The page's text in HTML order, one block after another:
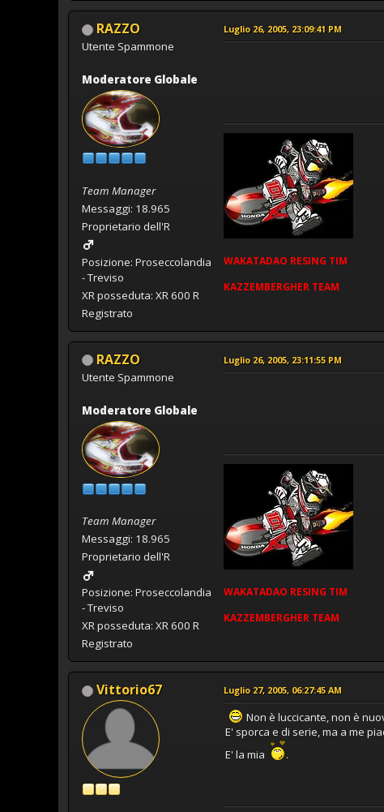
RAZZO
Utente Spammone
Moderatore Globale
Team Manager
Messaggi: 18.965
Proprietario dell'R
Posizione: Proseccolandia
- Treviso
XR posseduta: XR 600 R
Registrato
Luglio 26, 2005, 23:09:41 PM
WAKATADAO RESING TIM
KAZZEMBERGHER TEAM
RAZZO
Utente Spammone
Moderatore Globale
Team Manager
Messaggi: 18.965
Proprietario dell'R
Posizione: Proseccolandia
- Treviso
XR posseduta: XR 600 R
Registrato
Luglio 26, 2005, 23:11:55 PM
WAKATADAO RESING TIM
KAZZEMBERGHER TEAM
Vittorio67 Luglio 27, 2005, 06:27:45 AM
Non è luccicante, non è
E' sporca e di serie, ma a me
E' la mia
.